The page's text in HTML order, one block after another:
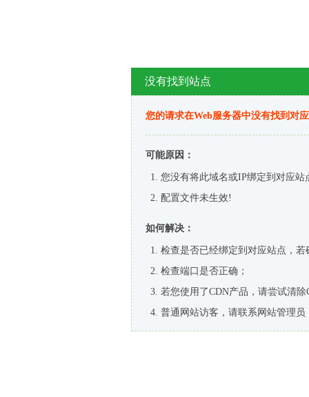
没有找到站点
您的请求在Web服务器中没有找到对
可能原因：
您没有将此域名或IP绑定到对应站
配置文件未生效!
如何解决：
检查是否已经绑定到对应站点，
检查端口是否正确；
若您使用了CDN产品，请尝试清除
普通网站访客，请联系网站管理员